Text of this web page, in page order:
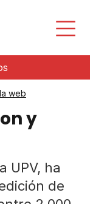
web
y
UPV, ha
de